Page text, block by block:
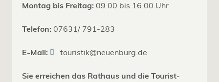
Montag bis Freitag: 09.00 bis 16.00 Uhr
Telefon: 07631/ 791-283
E-Mail: touristik@neuenburg.de
Sie erreichen das Rathaus und die Tourist-